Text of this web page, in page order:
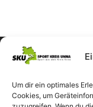
Um dir ein optimales
Cookies, um